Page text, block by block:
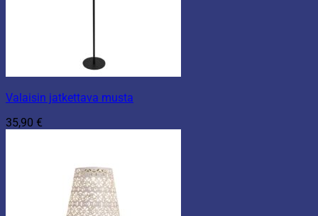
Valaisin jatkettava musta
35,90 €